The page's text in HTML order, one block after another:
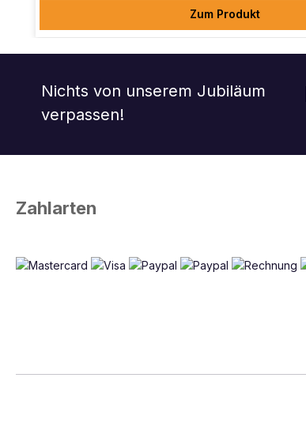
Zum Produkt
Nichts von unserem Jubiläum
verpassen!
Zahlarten